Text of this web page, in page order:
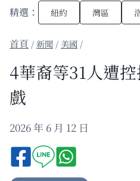
精選： 紐約 灣區
/新聞 / 美國 /
4華裔等31人遭
戲
2026 年 6 月 12 日